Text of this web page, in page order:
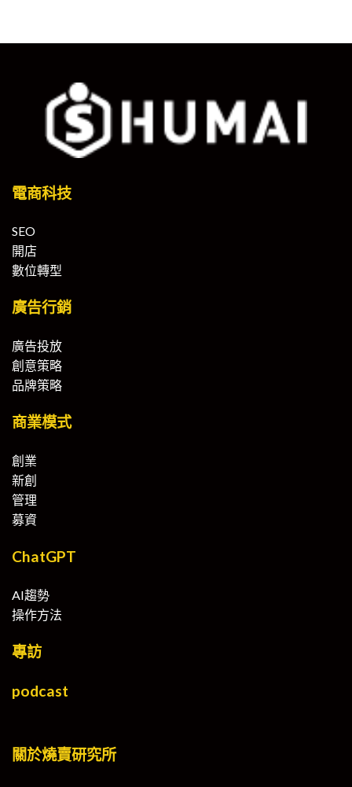
電商科技
SEO
開店
數位轉型
廣告行銷
廣告投放
創意策略
品牌策略
商業模式
創業
新創
管理
募資
ChatGPT
AI趨勢
操作方法
專訪
podcast
關於燒賣研究所